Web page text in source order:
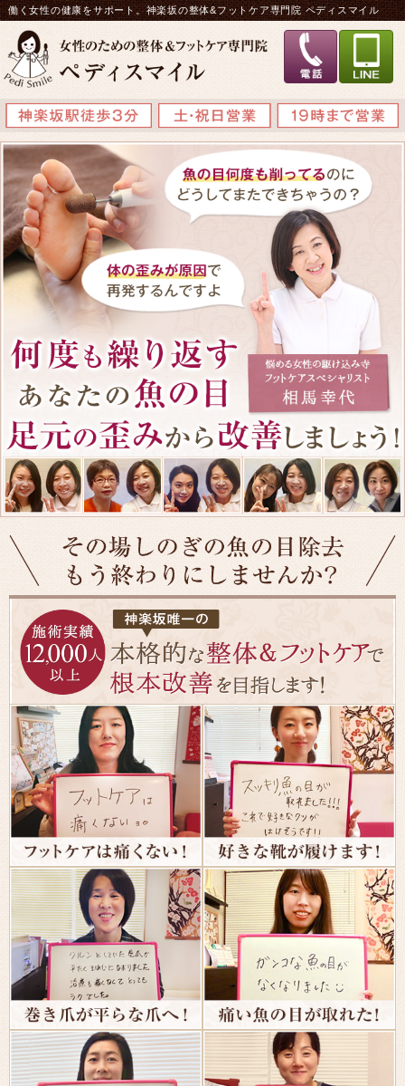
働く女性の健康をサポート。神楽坂の整体&フットケア専門院 ペディスマイル